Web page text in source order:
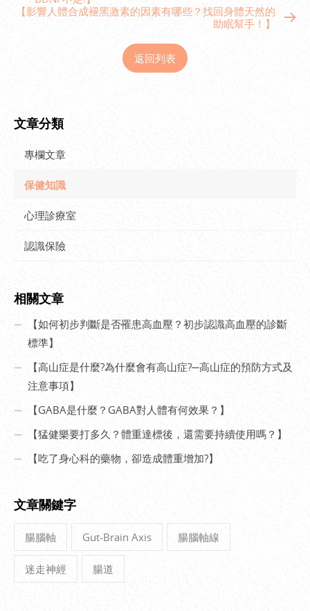
【影響人體合成褪黑激素的因素有哪些？找回身體天然的
助眠幫手！】
返回列表
文章分類
專欄文章
保健知識
心理診療室
認識保險
相關文章
【如何初步判斷是否罹患高血壓？初步認識高血壓的診斷
標準】
【高山症是什麼?為什麼會有高山症?─高山症的預防方式及
注意事項】
【GABA是什麼？GABA對人體有何效果？】
【猛健樂要打多久？體重達標後，還需要持續使用嗎？】
【吃了身心科的藥物，卻造成體重增加?】
文章關鍵字
腸腦軸 Gut-Brain Axis 腸腦軸線
迷走神經 腸道